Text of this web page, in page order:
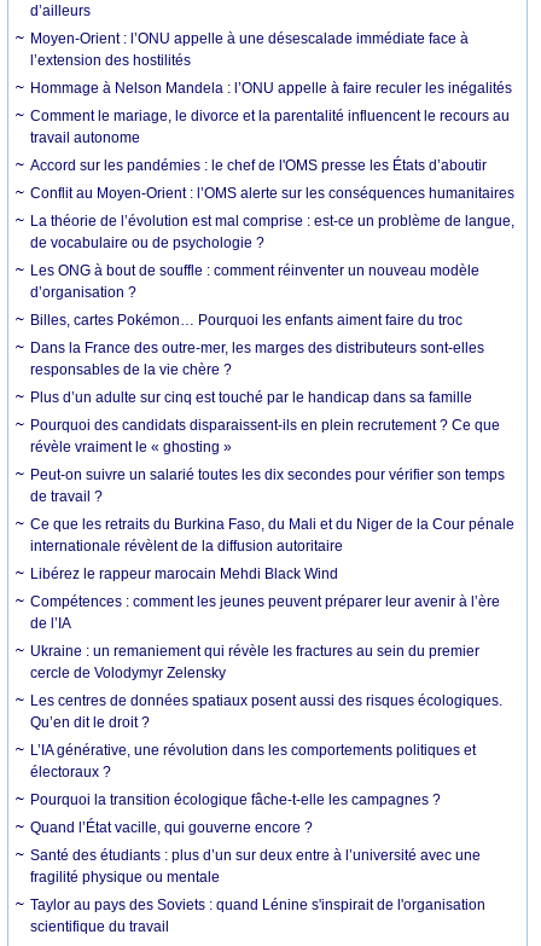
d’ailleurs
Moyen-Orient : l’ONU appelle à une désescalade immédiate face à
l’extension des hostilités
Hommage à Nelson Mandela : l’ONU appelle à faire reculer les inégalités
Comment le mariage, le divorce et la parentalité influencent le recours au
travail autonome
Accord sur les pandémies : le chef de l'OMS presse les États d’aboutir
Conflit au Moyen-Orient : l’OMS alerte sur les conséquences humanitaires
La théorie de l’évolution est mal comprise : est-ce un problème de langue,
de vocabulaire ou de psychologie ?
Les ONG à bout de souffle : comment réinventer un nouveau modèle
d’organisation ?
Billes, cartes Pokémon… Pourquoi les enfants aiment faire du troc
Dans la France des outre-mer, les marges des distributeurs sont-elles
responsables de la vie chère ?
Plus d’un adulte sur cinq est touché par le handicap dans sa famille
Pourquoi des candidats disparaissent-ils en plein recrutement ? Ce que
révèle vraiment le « ghosting »
Peut-on suivre un salarié toutes les dix secondes pour vérifier son temps
de travail ?
Ce que les retraits du Burkina Faso, du Mali et du Niger de la Cour pénale
internationale révèlent de la diffusion autoritaire
Libérez le rappeur marocain Mehdi Black Wind
Compétences : comment les jeunes peuvent préparer leur avenir à l’ère
de l’IA
Ukraine : un remaniement qui révèle les fractures au sein du premier
cercle de Volodymyr Zelensky
Les centres de données spatiaux posent aussi des risques écologiques.
Qu’en dit le droit ?
L’IA générative, une révolution dans les comportements politiques et
électoraux ?
Pourquoi la transition écologique fâche-t-elle les campagnes ?
Quand l’État vacille, qui gouverne encore ?
Santé des étudiants : plus d’un sur deux entre à l’université avec une
fragilité physique ou mentale
Taylor au pays des Soviets : quand Lénine s'inspirait de l'organisation
scientifique du travail